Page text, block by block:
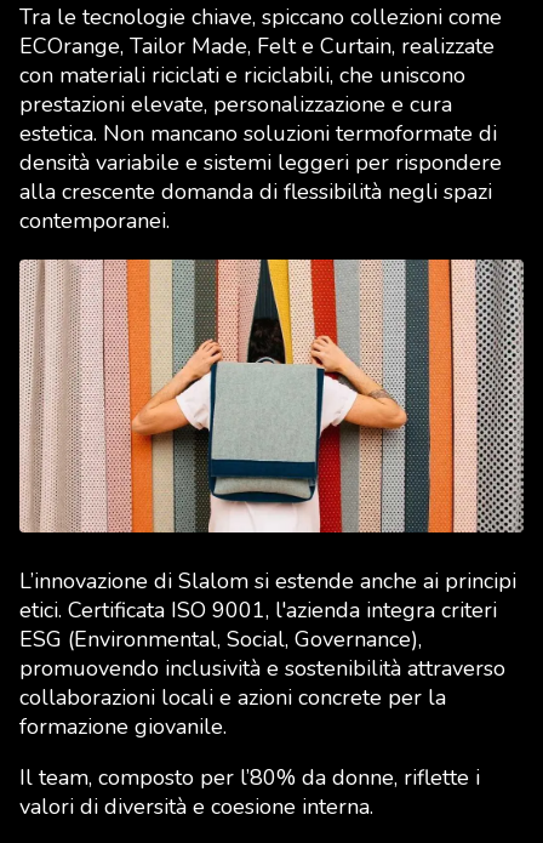
Tra le tecnologie chiave, spiccano collezioni come
ECOrange, Tailor Made, Felt e Curtain, realizzate
con materiali riciclati e riciclabili, che uniscono
prestazioni elevate, personalizzazione e cura
estetica. Non mancano soluzioni termoformate di
densità variabile e sistemi leggeri per rispondere
alla crescente domanda di flessibilità negli spazi
contemporanei.
L’innovazione di Slalom si estende anche ai principi
etici. Certificata ISO 9001, l'azienda integra criteri
ESG (Environmental, Social, Governance),
promuovendo inclusività e sostenibilità attraverso
collaborazioni locali e azioni concrete per la
formazione giovanile.
Il team, composto per l’80% da donne, riflette i
valori di diversità e coesione interna.